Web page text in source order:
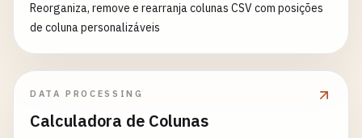
Reorganiza, remove e rearranja colunas CSV com posições
de coluna personalizáveis
DATA PROCESSING
Calculadora de Colunas